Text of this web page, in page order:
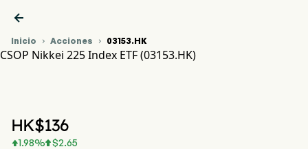

Inicio  Acciones  03153.HK
CSOP Nikkei 225 Index ETF (03153.HK)
HK$136
1.98% $2.65